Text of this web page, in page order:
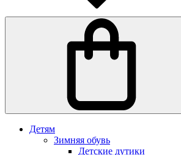
Детям
Зимняя обувь
Детские дутики